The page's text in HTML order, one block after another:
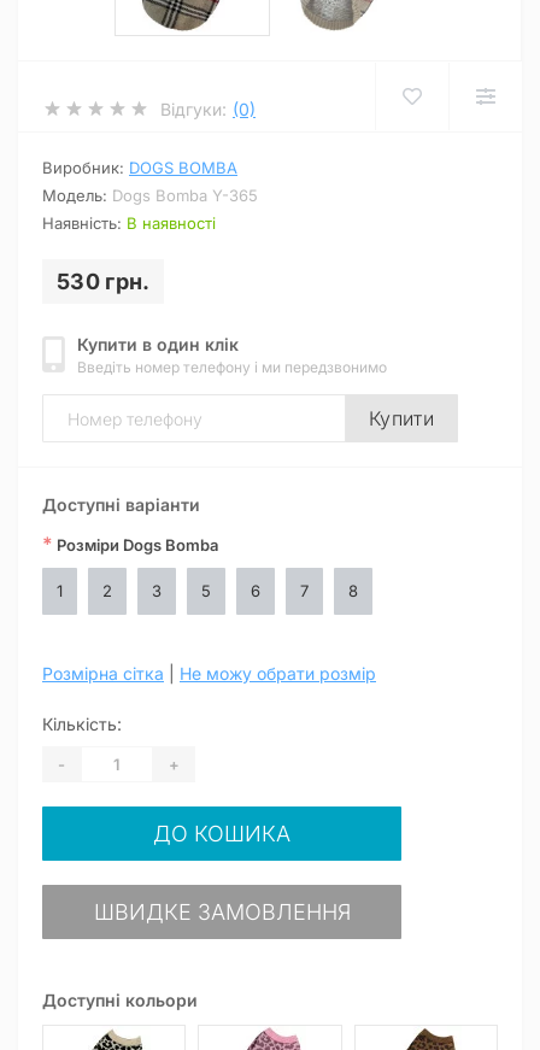
Відгуки: (0)
Виробник: DOGS BOMBA
Модель: Dogs Bomba Y-365
Наявність: В наявності
530 грн.
Купити в один клік
Введіть номер телефону і ми передзвонимо
Купити
Доступні кольори
Доступні варіанти
* Розміри Dogs Bomba
1 2 3 5 6 7 8
Розмірна сітка Не можу обрати розмір
Кількість:
- +
ДО КОШИКА
ШВИДКЕ ЗАМОВЛЕННЯ